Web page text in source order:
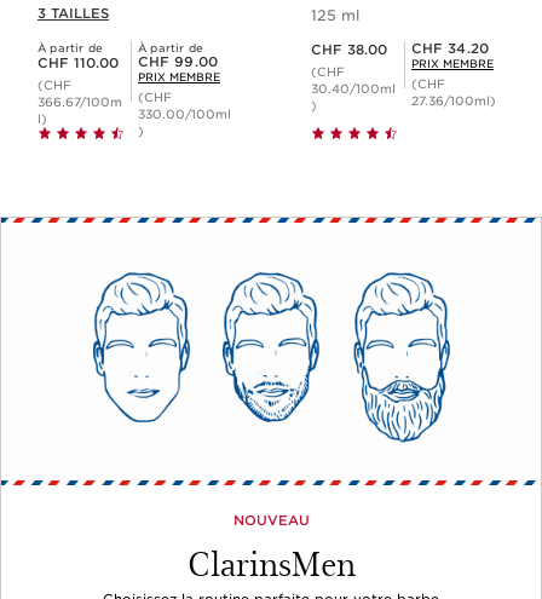
3 TAILLES
À partir de
Nouveau prix CHF 110.00
CHF 110.00
(CHF
366.67/100m
l)
À partir de
Prix Sérénité CHF 99.00
CHF 99.00
PRIX MEMBRE
(CHF
330.00/100ml
)
125 ml
CHF 38.00
(CHF
30.40/100ml
)
Prix Sérénité CHF 34.20
CHF 34.20
PRIX MEMBRE
(CHF
27.36/100ml)
NOUVEAU
ClarinsMen